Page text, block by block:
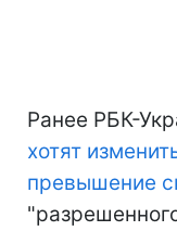
Ранее РБК-
хотят
превышение